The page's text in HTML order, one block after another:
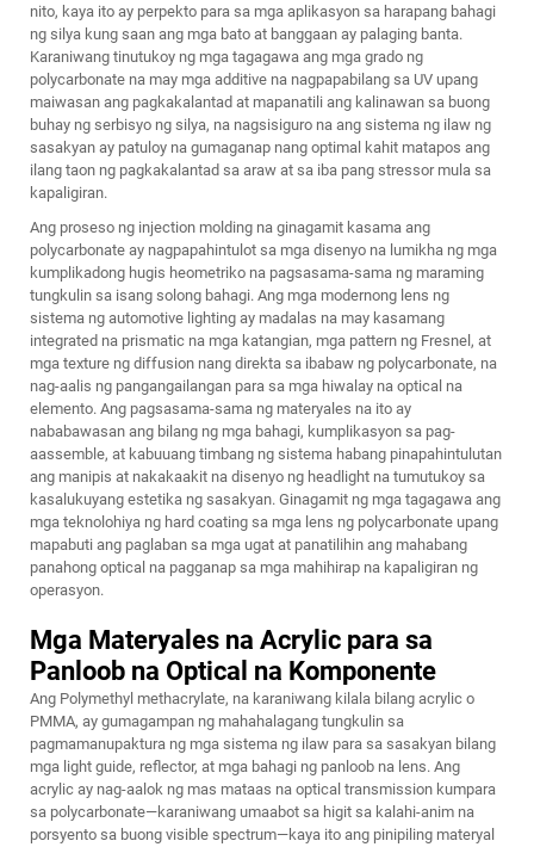
nito, kaya ito ay perpekto para sa mga aplikasyon sa harapang bahagi
ng silya kung saan ang mga bato at banggaan ay palaging banta.
Karaniwang tinutukoy ng mga tagagawa ang mga grado ng
polycarbonate na may mga additive na nagpapabilang sa UV upang
maiwasan ang pagkakalantad at mapanatili ang kalinawan sa buong
buhay ng serbisyo ng silya, na nagsisiguro na ang sistema ng ilaw ng
sasakyan ay patuloy na gumaganap nang optimal kahit matapos ang
ilang taon ng pagkakalantad sa araw at sa iba pang stressor mula sa
kapaligiran.
Ang proseso ng injection molding na ginagamit kasama ang
polycarbonate ay nagpapahintulot sa mga disenyo na lumikha ng mga
kumplikadong hugis heometriko na pagsasama-sama ng maraming
tungkulin sa isang solong bahagi. Ang mga modernong lens ng
sistema ng automotive lighting ay madalas na may kasamang
integrated na prismatic na mga katangian, mga pattern ng Fresnel, at
mga texture ng diffusion nang direkta sa ibabaw ng polycarbonate, na
nag-aalis ng pangangailangan para sa mga hiwalay na optical na
elemento. Ang pagsasama-sama ng materyales na ito ay
nababawasan ang bilang ng mga bahagi, kumplikasyon sa pag-
aassemble, at kabuuang timbang ng sistema habang pinapahintulutan
ang manipis at nakakaakit na disenyo ng headlight na tumutukoy sa
kasalukuyang estetika ng sasakyan. Ginagamit ng mga tagagawa ang
mga teknolohiya ng hard coating sa mga lens ng polycarbonate upang
mapabuti ang paglaban sa mga ugat at panatilihin ang mahabang
panahong optical na pagganap sa mga mahihirap na kapaligiran ng
operasyon.
Mga Materyales na Acrylic para sa
Panloob na Optical na Komponente
Ang Polymethyl methacrylate, na karaniwang kilala bilang acrylic o
PMMA, ay gumagampan ng mahahalagang tungkulin sa
pagmamanupaktura ng mga sistema ng ilaw para sa sasakyan bilang
mga light guide, reflector, at mga bahagi ng panloob na lens. Ang
acrylic ay nag-aalok ng mas mataas na optical transmission kumpara
sa polycarbonate—karaniwang umaabot sa higit sa kalahi-anim na
porsyento sa buong visible spectrum—kaya ito ang pinipiling materyal